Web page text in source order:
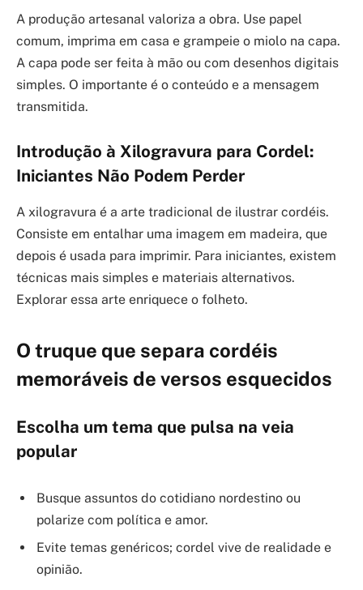
A produção artesanal valoriza a obra. Use papel
comum, imprima em casa e grampeie o miolo na capa.
A capa pode ser feita à mão ou com desenhos digitais
simples. O importante é o conteúdo e a mensagem
transmitida.
Introdução à Xilogravura para Cordel:
Iniciantes Não Podem Perder
A xilogravura é a arte tradicional de ilustrar cordéis.
Consiste em entalhar uma imagem em madeira, que
depois é usada para imprimir. Para iniciantes, existem
técnicas mais simples e materiais alternativos.
Explorar essa arte enriquece o folheto.
O truque que separa cordéis
memoráveis de versos esquecidos
Escolha um tema que pulsa na veia
popular
Busque assuntos do cotidiano nordestino ou
polarize com política e amor.
Evite temas genéricos; cordel vive de realidade e
opinião.